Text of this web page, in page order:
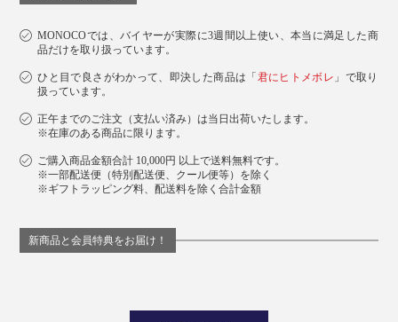
MONOCOでは、バイヤーが実際に3週間以上使い、本当に満足した商
品だけを取り扱っています。
ひと目で良さがわかって、即決した商品は「 君にヒトメボレ 」で取り
扱っています。
正午までのご注文（支払い済み）は当日出荷いたします。
※在庫のある商品に限ります。
ご購入商品金額合計 10,000円 以上で送料無料です。
※一部配送便（特別配送便、クール便等）を除く
※ギフトラッピング料、配送料を除く合計金額
新商品と会員特典をお届け！